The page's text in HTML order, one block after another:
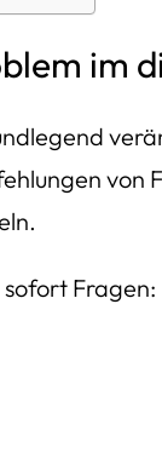
im
Fragen: